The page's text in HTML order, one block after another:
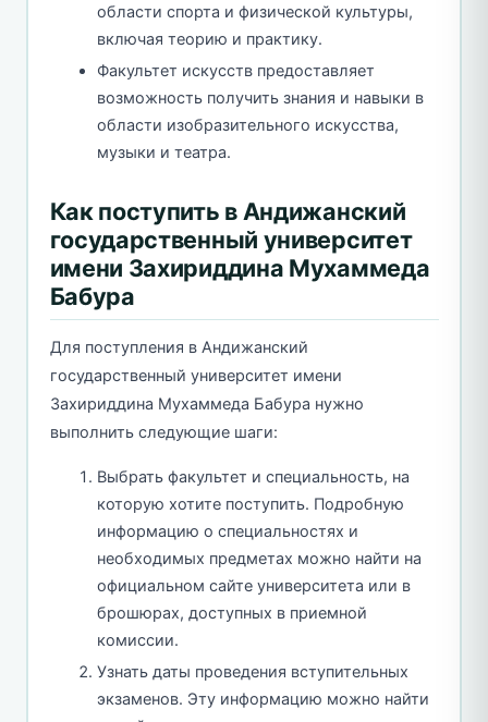
области спорта и физической культуры,
включая теорию и практику.
Факультет искусств предоставляет
возможность получить знания и навыки в
области изобразительного искусства,
музыки и театра.
Как поступить в Андижанский
государственный университет
имени Захириддина Мухаммеда
Бабура
Для поступления в Андижанский
государственный университет имени
Захириддина Мухаммеда Бабура нужно
выполнить следующие шаги:
Выбрать факультет и специальность, на
которую хотите поступить. Подробную
информацию о специальностях и
необходимых предметах можно найти на
официальном сайте университета или в
брошюрах, доступных в приемной
комиссии.
Узнать даты проведения вступительных
экзаменов. Эту информацию можно найти